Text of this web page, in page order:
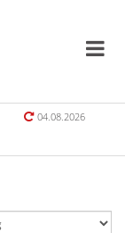
04.08.2026